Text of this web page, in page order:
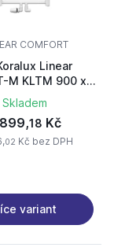
COMFORT
Linear
M KLTM 900 x
Skladem
18 Kč
02 Kč bez DPH
variant